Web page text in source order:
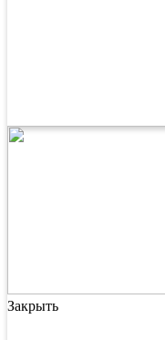
Закрыть